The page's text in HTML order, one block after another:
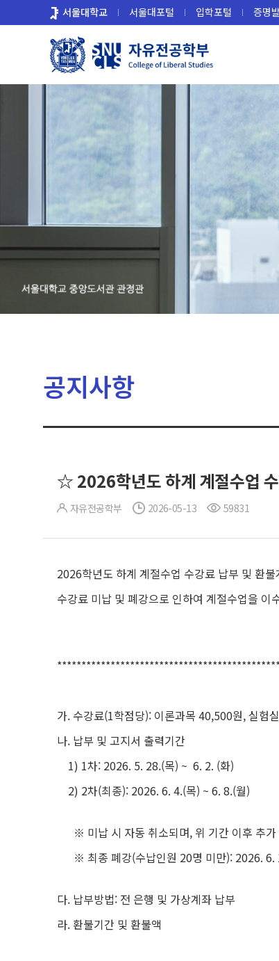
로
서울대학교 서울대포털 입학포털 증명
공지사항
☆ 2026학년도 하계 계절수업
자유전공학부 2026-05-13 59831
2026학년도 하계 계절수업 수강료 납부 및 환
수강료 미납 및 폐강으로 인하여 계절수업을
가. 수강료(1학점당): 이론과목 40,500원, 실험
나. 납부 및 고지서 출력기간
1) 1차: 2026. 5. 28.(목) ~ 6. 2. (화)
2) 2차(최종): 2026. 6. 4.(목) ~ 6. 8.(월)
※ 미납 시 자동 취소되며, 위 기간 이후 추가
※ 최종 폐강(수납인원 20명 미만): 2026. 6.
다. 납부방법: 전 은행 및 가상계좌 납부
라. 환불기간 및 환불액